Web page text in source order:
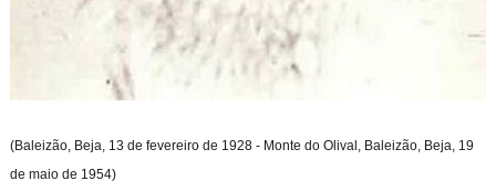
(Baleizão, Beja, 13 de fevereiro de 1928 - Monte do Olival, Baleizão, Beja, 19
de maio de 1954)